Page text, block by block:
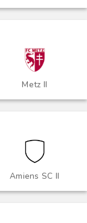
Metz II
Amiens SC II